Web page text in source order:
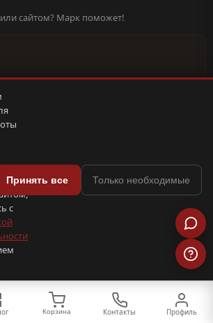
сайтом? Марк поможет!
выходных
→
| 37. Все права защищены.
· 📦 YML-фид
.su
Корзина Контакты Профиль
с
Принять все Только необходимые